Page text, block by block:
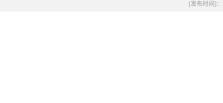
[发布时间]